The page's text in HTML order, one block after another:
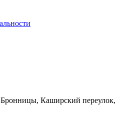
Бронницы, Каширский переулок,